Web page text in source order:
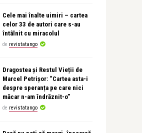
Cele mai înalte uimiri – cartea
celor 33 de autori care s-au
întâlnit cu miracolul
de revistatango
Dragostea și Restul Vieții de
Marcel Petrișor: “Cartea asta-i
despre speranța pe care nici
măcar n-am îndrăznit-o”
de revistatango